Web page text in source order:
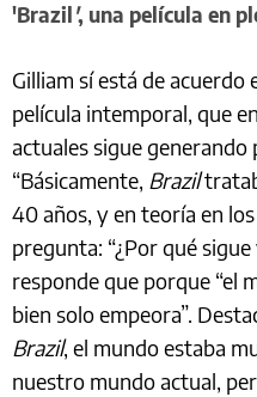
'Brazil', una película en
Gilliam sí está de acuerdo
película intemporal, que
actuales sigue
“Básicamente, Brazil
40 años, y en teoría en
pregunta: “¿Por qué
responde que porque “el
bien solo empeora”.
Brazil, el mundo estaba
nuestro mundo actual,